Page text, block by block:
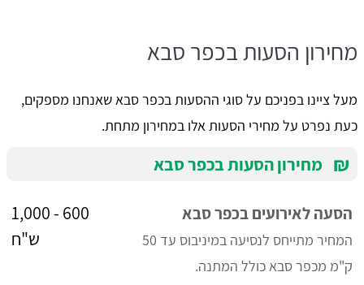
מחירון הסעות בכפר סבא
מעל ציינו בפניכם על סוגי ההסעות בכפר סבא שאנחנו מספקים,
כעת נפרט על מחירי הסעות אלו במחירון מתחת.
₪ מחירון הסעות בכפר סבא
הסעה לאירועים בכפר סבא
המחיר מתייחס לנסיעה במיניבוס עד 50
ק"מ מכפר סבא כולל המתנה.
600 - 1,000
ש"ח